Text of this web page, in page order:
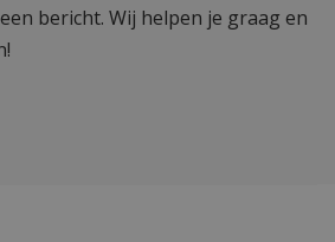
bericht. Wij helpen je graag en